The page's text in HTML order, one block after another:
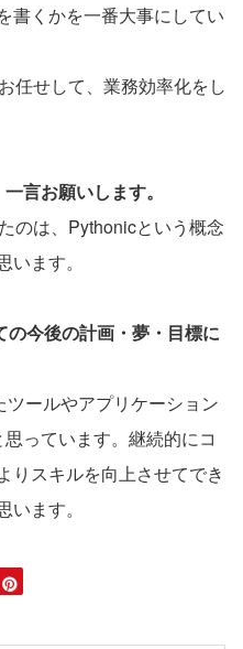
書くかを一番大事にしてい
任せして、業務効率化をし
言お願いします。
のは、Pythonicという概念
ます。
今後の計画・夢・目標に
ールやアプリケーション
っています。継続的にコ
りスキルを向上させてでき
ます。